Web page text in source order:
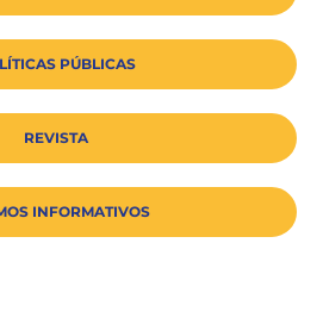
PÚBLICAS
REVISTA
INFORMATIVOS